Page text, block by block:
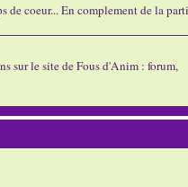
de coeur... En complement de la
sur le site de Fous d'Anim : forum,